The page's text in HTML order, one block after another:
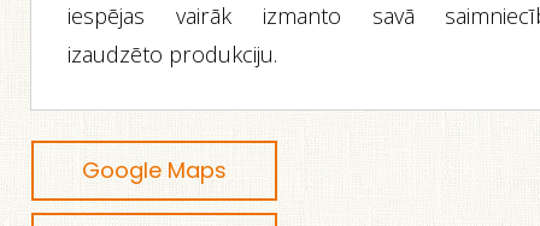
iespējas vairāk izmanto savā
izaudzēto produkciju.
Google Maps